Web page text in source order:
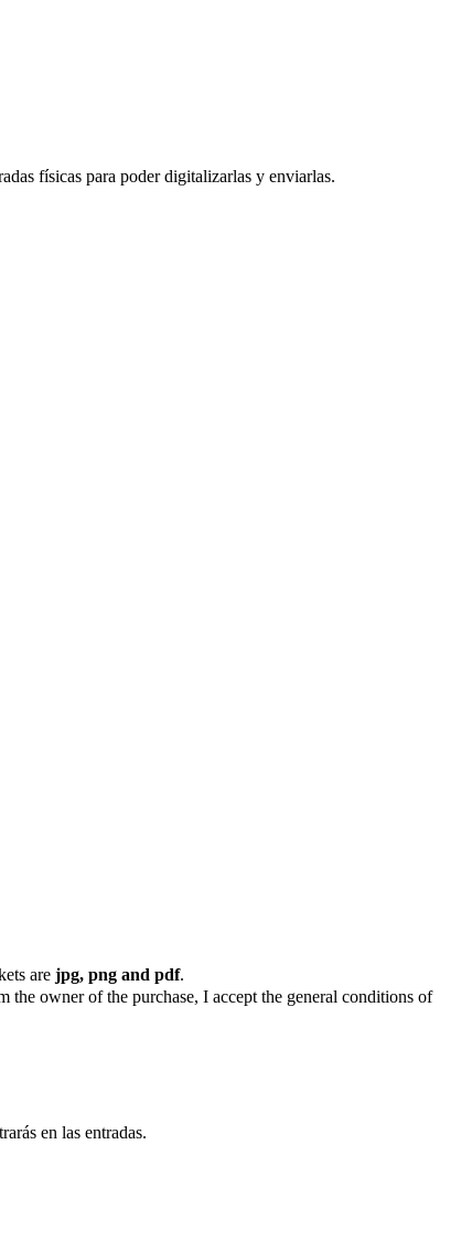
físicas para poder digitalizarlas y enviarlas.
are jpg, png and pdf.
owner of the purchase, I accept the general conditions of
en las entradas.